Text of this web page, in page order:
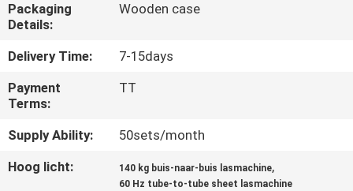
SITEMAP
PRIVACYBELEID
Packaging
Details:
Wooden case
Delivery Time:
7-15days
Payment
Terms:
TT
Supply Ability:
50sets/month
Hoog licht:
140 kg buis-naar-buis lasmachine,
60 Hz tube-to-tube sheet lasmachine